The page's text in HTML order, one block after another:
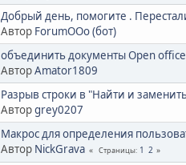
Добрый день, помогите .
Автор ForumOOo (бот)
объединить документы Open office
АвторAmator1809
Разрыв строки в "Найти и
Авторgrey0207
Макрос для определения
Автор NickGrava Страницы 1 2